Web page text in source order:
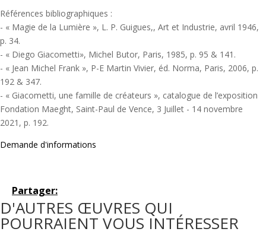
Références bibliographiques :
- « Magie de la Lumière », L. P. Guigues,, Art et Industrie, avril 1946,
p. 34.
- « Diego Giacometti», Michel Butor, Paris, 1985, p. 95 & 141.
- « Jean Michel Frank », P-E Martin Vivier, éd. Norma, Paris, 2006, p.
192 & 347.
- « Giacometti, une famille de créateurs », catalogue de l’exposition
Fondation Maeght, Saint-Paul de Vence, 3 Juillet - 14 novembre
2021, p. 192.
Demande d'informations
Partager:
D'AUTRES ŒUVRES QUI
POURRAIENT VOUS INTÉRESSER